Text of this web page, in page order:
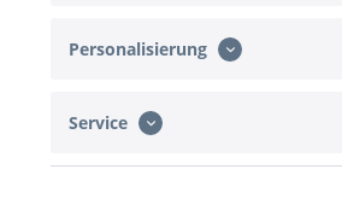
Personalisierung
Service